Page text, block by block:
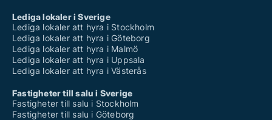
Lediga lokaler i Sverige
Lediga lokaler att hyra i Stockholm
Lediga lokaler att hyra i Göteborg
Lediga lokaler att hyra i Malmö
Lediga lokaler att hyra i Uppsala
Lediga lokaler att hyra i Västerås
Fastigheter till salu i Sverige
Fastigheter till salu i Stockholm
Fastigheter till salu i Göteborg